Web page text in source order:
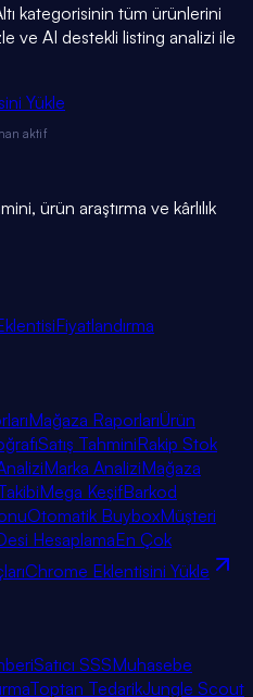
kategorisinin tüm ürünlerini
ve AI destekli listing analizi ile
Yükle
aktif
ürün araştırma ve kârlılık
Fiyatlandırma
Mağaza RaporlarıÜrün
Satış TahminiRakip Stok
Marka AnaliziMağaza
Mega KeşifBarkod
Otomatik BuyboxMüşteri
HesaplamaEn Çok
Chrome Eklentisini Yükle
Satıcı SSSMuhasebe
Toptan TedarikJungle Scout